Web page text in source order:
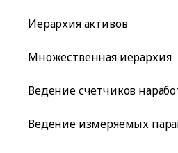
Иерархия активов
Множественная иерархия
Ведение счетчиков
Ведение измеряемых